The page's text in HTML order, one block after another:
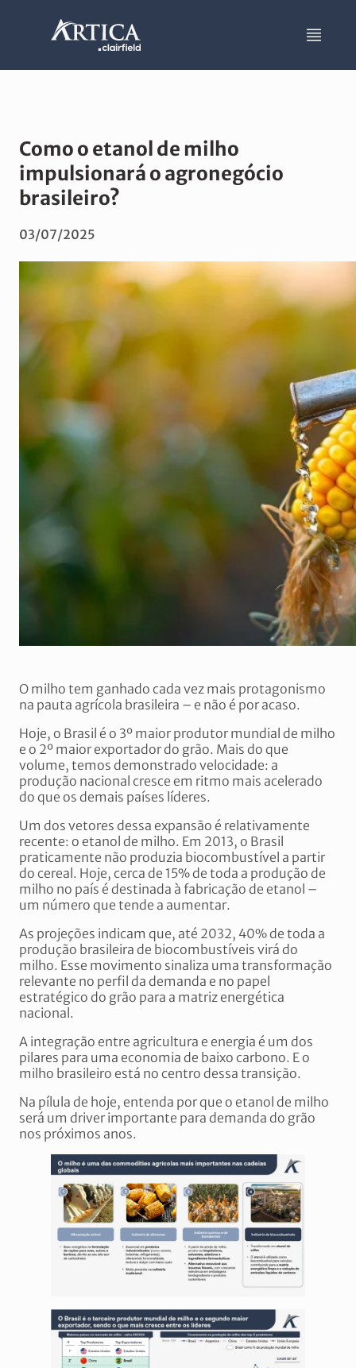
Como o etanol de milho
impulsionará o agronegócio
brasileiro?
03/07/2025
O milho tem ganhado cada vez mais protagonismo
na pauta agrícola brasileira – e não é por acaso.
Hoje, o Brasil é o 3º maior produtor mundial de milho
e o 2º maior exportador do grão. Mais do que
volume, temos demonstrado velocidade: a
produção nacional cresce em ritmo mais acelerado
do que os demais países líderes.
Um dos vetores dessa expansão é relativamente
recente: o etanol de milho. Em 2013, o Brasil
praticamente não produzia biocombustível a partir
do cereal. Hoje, cerca de 15% de toda a produção de
milho no país é destinada à fabricação de etanol –
um número que tende a aumentar.
As projeções indicam que, até 2032, 40% de toda a
produção brasileira de biocombustíveis virá do
milho. Esse movimento sinaliza uma transformação
relevante no perfil da demanda e no papel
estratégico do grão para a matriz energética
nacional.
A integração entre agricultura e energia é um dos
pilares para uma economia de baixo carbono. E o
milho brasileiro está no centro dessa transição.
Na pílula de hoje, entenda por que o etanol de milho
será um driver importante para demanda do grão
nos próximos anos.